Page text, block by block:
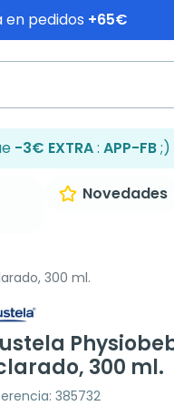
en pedidos +65€
-3€ EXTRA: APP-FB;)
Novedades
300 ml.
300 ml.
385732